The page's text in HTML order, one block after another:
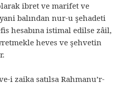
ibret ve marifet ve
balından nur-u şehadeti
hesabına istimal edilse zâil,
heves ve şehvetin
i zaika satılsa Rahmanu’r-